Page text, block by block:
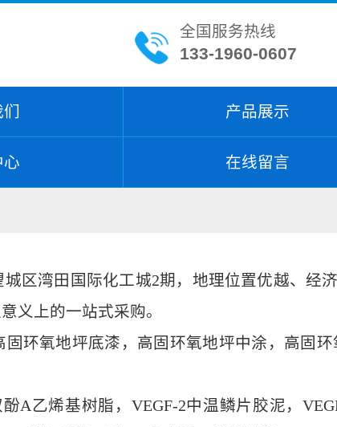
全国服务热线
133-1960-0607
产品展示
心 在线留言
区湾田国际化工城2期，地理位置优越、经
义上的一站式采购。
环氧地坪底漆，高固环氧地坪中涂，高固环
A乙烯基树脂，VEGF-2中温鳞片胶泥，